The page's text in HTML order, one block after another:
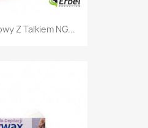
Z Talkiem NG...